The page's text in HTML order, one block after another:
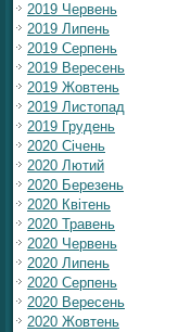
2019 Червень
2019 Липень
2019 Серпень
2019 Вересень
2019 Жовтень
2019 Листопад
2019 Грудень
2020 Січень
2020 Лютий
2020 Березень
2020 Квітень
2020 Травень
2020 Червень
2020 Липень
2020 Серпень
2020 Вересень
2020 Жовтень